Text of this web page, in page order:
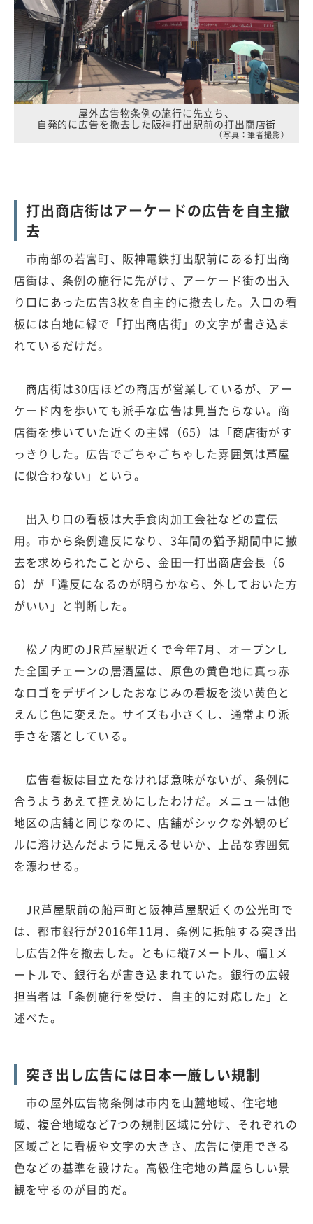
屋外広告物条例の施行に先立ち、
自発的に広告を撤去した阪神打出駅前の打出商店街
（写真：筆者撮影）
打出商店街はアーケードの広告を自主撤
去
市南部の若宮町、阪神電鉄打出駅前にある打出商
店街は、条例の施行に先がけ、アーケード街の出入
り口にあった広告3枚を自主的に撤去した。入口の看
板には白地に緑で「打出商店街」の文字が書き込ま
れているだけだ。
商店街は30店ほどの商店が営業しているが、アー
ケード内を歩いても派手な広告は見当たらない。商
店街を歩いていた近くの主婦（65）は「商店街がす
っきりした。広告でごちゃごちゃした雰囲気は芦屋
に似合わない」という。
出入り口の看板は大手食肉加工会社などの宣伝
用。市から条例違反になり、3年間の猶予期間中に撤
去を求められたことから、金田一打出商店会長（6
6）が「違反になるのが明らかなら、外しておいた方
がいい」と判断した。
松ノ内町のJR芦屋駅近くで今年7月、オープンし
た全国チェーンの居酒屋は、原色の黄色地に真っ赤
なロゴをデザインしたおなじみの看板を淡い黄色と
えんじ色に変えた。サイズも小さくし、通常より派
手さを落としている。
広告看板は目立たなければ意味がないが、条例に
合うようあえて控えめにしたわけだ。メニューは他
地区の店舗と同じなのに、店舗がシックな外観のビ
ルに溶け込んだように見えるせいか、上品な雰囲気
を漂わせる。
JR芦屋駅前の船戸町と阪神芦屋駅近くの公光町で
は、都市銀行が2016年11月、条例に抵触する突き出
し広告2件を撤去した。ともに縦7メートル、幅1メ
ートルで、銀行名が書き込まれていた。銀行の広報
担当者は「条例施行を受け、自主的に対応した」と
述べた。
突き出し広告には日本一厳しい規制
市の屋外広告物条例は市内を山麓地域、住宅地
域、複合地域など7つの規制区域に分け、それぞれの
区域ごとに看板や文字の大きさ、広告に使用できる
色などの基準を設けた。高級住宅地の芦屋らしい景
観を守るのが目的だ。